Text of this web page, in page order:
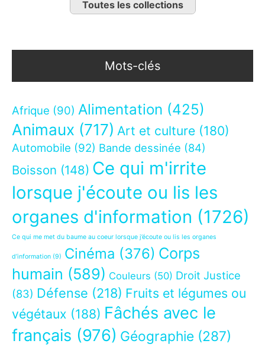
Toutes les collections
Mots-clés
Afrique (90) Alimentation (425)
Animaux (717) Art et culture (180)
Automobile (92) Bande dessinée (84)
Boisson (148) Ce qui m'irrite
lorsque j'écoute ou lis les
organes d'information (1726)
Ce qui me met du baume au coeur lorsque j’écoute ou lis les organes
d’information (9) Cinéma (376) Corps
humain (589) Couleurs (50) Droit Justice
(83) Défense (218) Fruits et légumes ou
végétaux (188) Fâchés avec le
français (976) Géographie (287)